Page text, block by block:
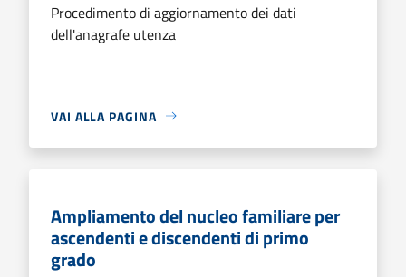
Procedimento di aggiornamento dei dati
dell'anagrafe utenza
VAI ALLA PAGINA
Ampliamento del nucleo familiare per
ascendenti e discendenti di primo
grado